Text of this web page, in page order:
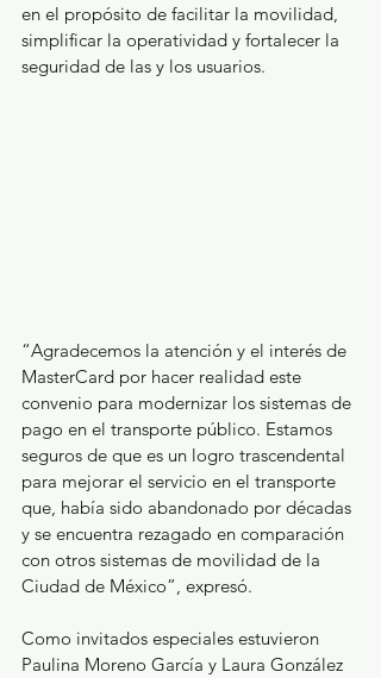
en el propósito de facilitar la movilidad,
simplificar la operatividad y fortalecer la
seguridad de las y los usuarios.
“Agradecemos la atención y el interés de
MasterCard por hacer realidad este
convenio para modernizar los sistemas de
pago en el transporte público. Estamos
seguros de que es un logro trascendental
para mejorar el servicio en el transporte
que, había sido abandonado por décadas
y se encuentra rezagado en comparación
con otros sistemas de movilidad de la
Ciudad de México”, expresó.
Como invitados especiales estuvieron
Paulina Moreno García y Laura González